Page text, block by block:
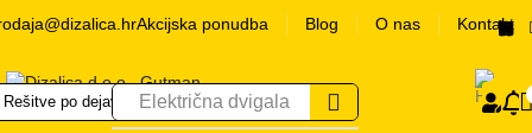
Akcijska ponudba Blog O nas Kontakt
Rešitve po dejavnostihElektrična dvigala 0